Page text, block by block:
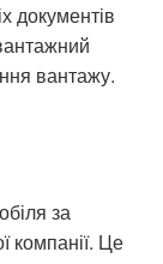
документів
вантажу.
за
компанії. Це